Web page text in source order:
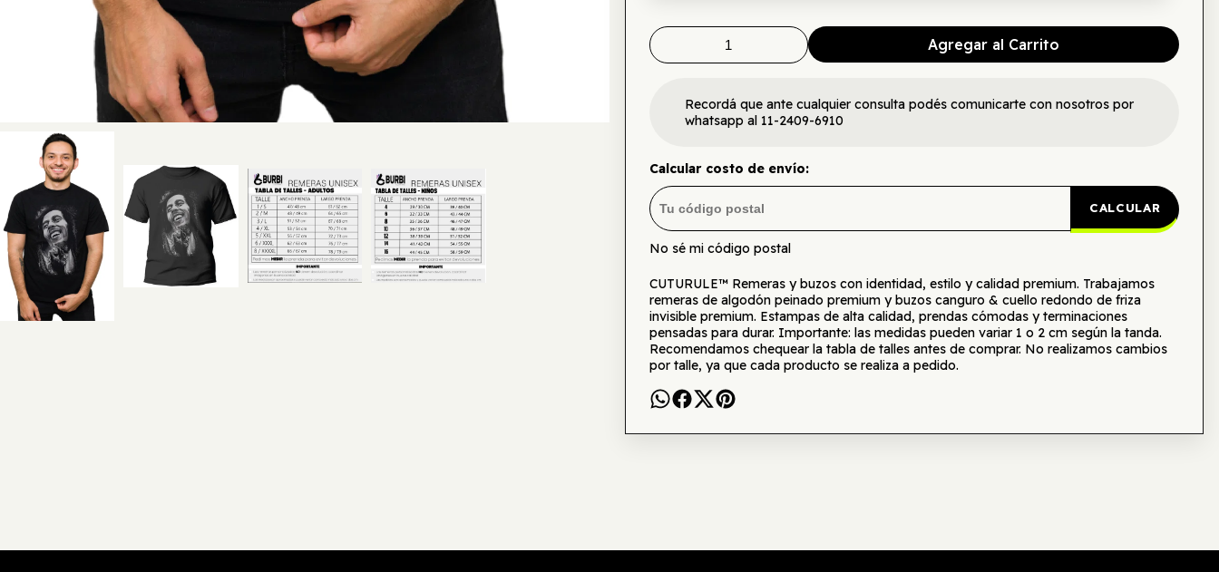
Agregar al Carrito
Recordá que ante cualquier consulta podés comunicarte con nosotros por
whatsapp al 11-2409-6910
Calcular costo de envío:
CALCULAR
No sé mi código postal
CUTURULE™ Remeras y buzos con identidad, estilo y calidad premium. Trabajamos
remeras de algodón peinado premium y buzos canguro & cuello redondo de friza
invisible premium. Estampas de alta calidad, prendas cómodas y terminaciones
pensadas para durar. Importante: las medidas pueden variar 1 o 2 cm según la tanda.
Recomendamos chequear la tabla de talles antes de comprar. No realizamos cambios
por talle, ya que cada producto se realiza a pedido.